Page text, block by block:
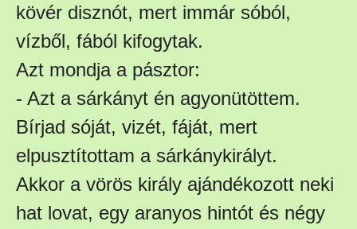
kövér disznót, mert immár sóból,
vízből, fából kifogytak.
Azt mondja a pásztor:
- Azt a sárkányt én agyonütöttem.
Bírjad sóját, vizét, fáját, mert
elpusztítottam a sárkánykirályt.
Akkor a vörös király ajándékozott neki
hat lovat, egy aranyos hintót és négy